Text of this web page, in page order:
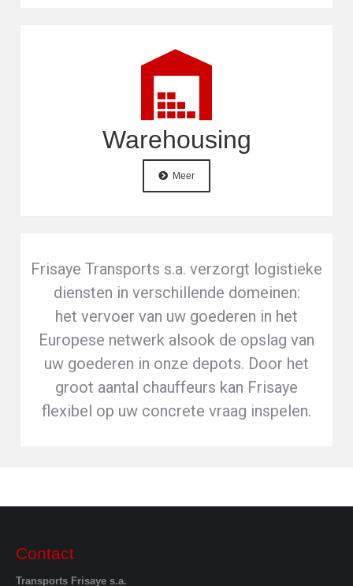
Warehousing
Meer
Frisaye Transports s.a. verzorgt logistieke
diensten in verschillende domeinen:
het vervoer van uw goederen in het
Europese netwerk alsook de opslag van
uw goederen in onze depots. Door het
groot aantal chauffeurs kan Frisaye
flexibel op uw concrete vraag inspelen.
Contact
Transports Frisaye s.a.